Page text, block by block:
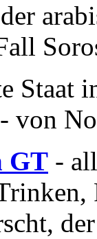
Staat
von
GT -